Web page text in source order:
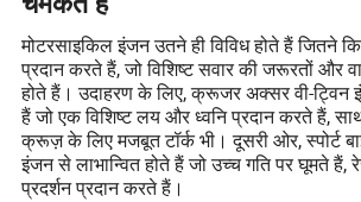
मोटरसाइकिल इंजन उतने ही विविध होते हैं जितने
प्रदान करते हैं, जो विशिष्ट सवार की जरूरतों और
होते हैं। उदाहरण के लिए, क्रूजर अक्सर वी-ट्विन
हैं जो एक विशिष्ट लय और ध्वनि प्रदान करते हैं,
क्रूज़ के लिए मजबूत टॉर्क भी। दूसरी ओर, स्पोर्ट
इंजन से लाभान्वित होते हैं जो उच्च गति पर घूमते
प्रदर्शन प्रदान करते हैं।